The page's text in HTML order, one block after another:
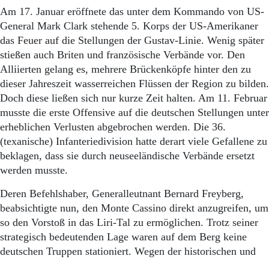
Am 17. Januar eröffnete das unter dem Kommando von US-
General Mark Clark stehende 5. Korps der US-Amerikaner
das Feuer auf die Stellungen der Gustav-Linie. Wenig später
stießen auch Briten und französische Verbände vor. Den
Alliierten gelang es, mehrere Brückenköpfe hinter den zu
dieser Jahreszeit wasserreichen Flüssen der Region zu bilden.
Doch diese ließen sich nur kurze Zeit halten. Am 11. Februar
musste die erste Offensive auf die deutschen Stellungen unter
erheblichen Verlusten abgebrochen werden. Die 36.
(texanische) Infanteriedivision hatte derart viele Gefallene zu
beklagen, dass sie durch neuseeländische Verbände ersetzt
werden musste.
Deren Befehlshaber, Generalleutnant Bernard Freyberg,
beabsichtigte nun, den Monte Cassino direkt anzugreifen, um
so den Vorstoß in das Liri-Tal zu ermöglichen. Trotz seiner
strategisch bedeutenden Lage waren auf dem Berg keine
deutschen Truppen stationiert. Wegen der historischen und